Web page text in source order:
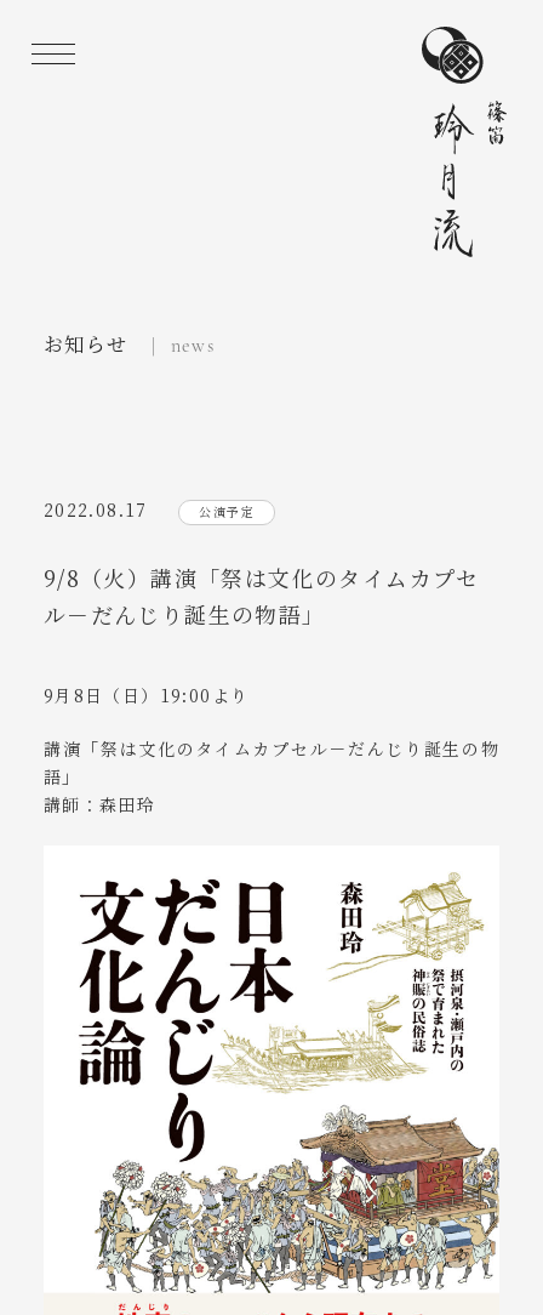
お知らせ | news
2022.08.17 公演予定
9/8（火）講演「祭は文化のタイムカプセ
ル－だんじり誕生の物語」
9月8日（日）19:00より
講演「祭は文化のタイムカプセル－だんじり誕生の物
語」
講師：森田玲